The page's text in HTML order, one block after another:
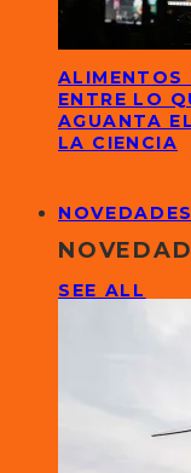
ALIMENTOS
ENTRE LO
AGUANTA
LA CIENCIA
NOVEDADES
SEE ALL